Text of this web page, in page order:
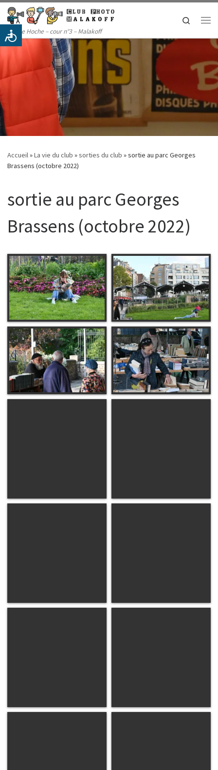
Passer au contenu
14 rue Hoche – cour n°3 – Malakoff
Search
Accueil»La vie du club »sorties du club »sortie au parc Georges
Brassens (octobre 2022)
sortie au parc Georges
Brassens (octobre 2022)